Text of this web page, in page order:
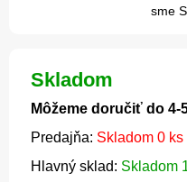
sme
Skladom
Môžeme doručiť do 4-
Predajňa: Skladom 0 ks
Hlavný sklad: Skladom